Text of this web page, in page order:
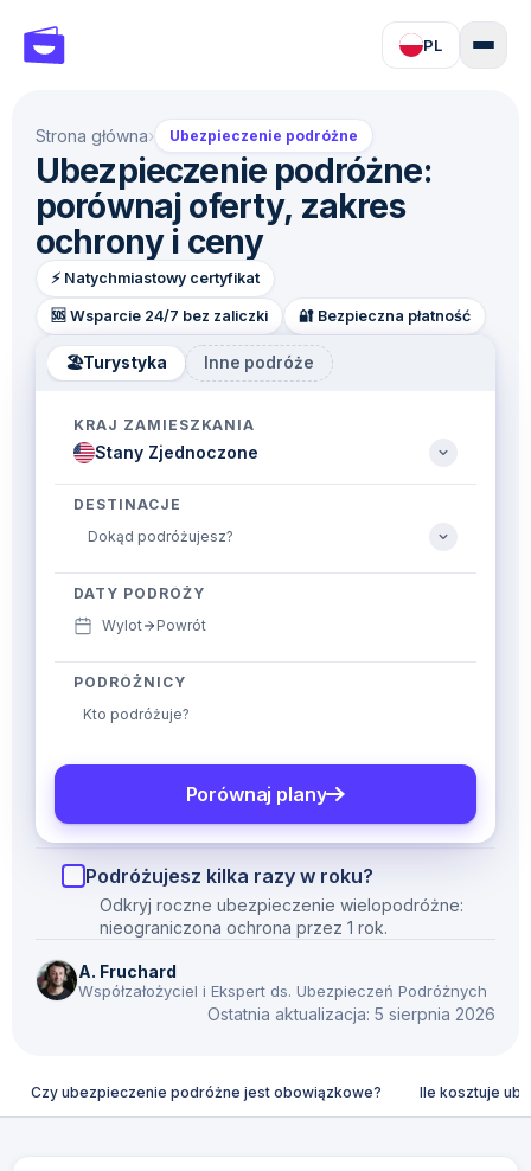
PL
Strona główna› Ubezpieczenie podróżne
Ubezpieczenie podróżne:
porównaj oferty, zakres
ochrony i ceny
⚡️ Natychmiastowy certyfikat
🆘 Wsparcie 24/7 bez zaliczki 🔐 Bezpieczna płatność
🏖Turystyka Inne podróże
KRAJ ZAMIESZKANIA
DESTINACJE
DATY PODRÓŻY
Wylot
Powrót
PODRÓŻNICY
Kto podróżuje?
Porównaj plany
Podróżujesz kilka razy w roku?
Odkryj roczne ubezpieczenie wielopodróżne:
nieograniczona ochrona przez 1 rok.
A. Fruchard
Współzałożyciel i Ekspert ds. Ubezpieczeń Podróżnych
Ostatnia aktualizacja: 5 sierpnia 2026
Czy ubezpieczenie podróżne jest obowiązkowe? Ile kosztuje